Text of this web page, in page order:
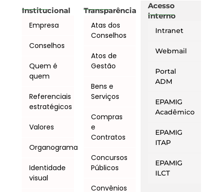
Institucional
Empresa
Conselhos
Quem é
quem
Referenciais
estratégicos
Valores
Organograma
Identidade
visual
Transparência
Atas dos
Conselhos
Atos de
Gestão
Bens e
Serviços
Compras
e
Contratos
Concursos
Públicos
Convênios
Acesso
interno
Intranet
Webmail
Portal
ADM
EPAMIG
Acadêmico
EPAMIG
ITAP
EPAMIG
ILCT